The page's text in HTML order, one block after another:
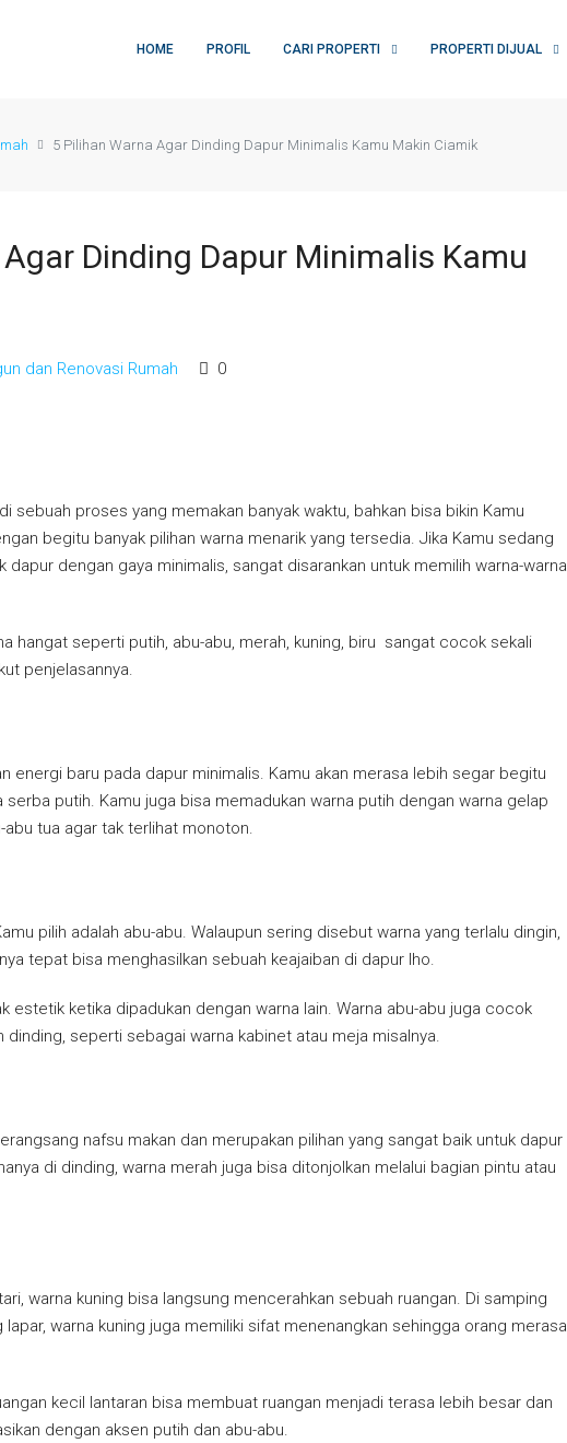
HOME PROFIL CARI PROPERTI PROPERTI DIJUAL
5 Pilihan Warna Agar Dinding Dapur Minimalis Kamu Makin Ciamik
Dinding Dapur Minimalis Kamu
dan Renovasi Rumah 0
sebuah proses yang memakan banyak waktu, bahkan bisa bikin Kamu
begitu banyak pilihan warna menarik yang tersedia. Jika Kamu sedang
dengan gaya minimalis, sangat disarankan untuk memilih warna-warna
hangat seperti putih, abu-abu, merah, kuning, biru sangat cocok sekali
penjelasannya.
energi baru pada dapur minimalis. Kamu akan merasa lebih segar begitu
putih. Kamu juga bisa memadukan warna putih dengan warna gelap
tua agar tak terlihat monoton.
pilih adalah abu-abu. Walaupun sering disebut warna yang terlalu dingin,
tepat bisa menghasilkan sebuah keajaiban di dapur lho.
estetik ketika dipadukan dengan warna lain. Warna abu-abu juga cocok
dinding, seperti sebagai warna kabinet atau meja misalnya.
nafsu makan dan merupakan pilihan yang sangat baik untuk dapur
di dinding, warna merah juga bisa ditonjolkan melalui bagian pintu atau
warna kuning bisa langsung mencerahkan sebuah ruangan. Di samping
warna kuning juga memiliki sifat menenangkan sehingga orang merasa
kecil lantaran bisa membuat ruangan menjadi terasa lebih besar dan
dengan aksen putih dan abu-abu.